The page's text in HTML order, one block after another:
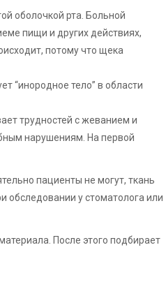
оболочкой рта. Больной
пищи и других действиях,
потому что щека
“инородное тело” в области
трудностей с жеванием и
нарушениям. На первой
пациенты не могут, ткань
обследовании у стоматолога или
После этого подбирает